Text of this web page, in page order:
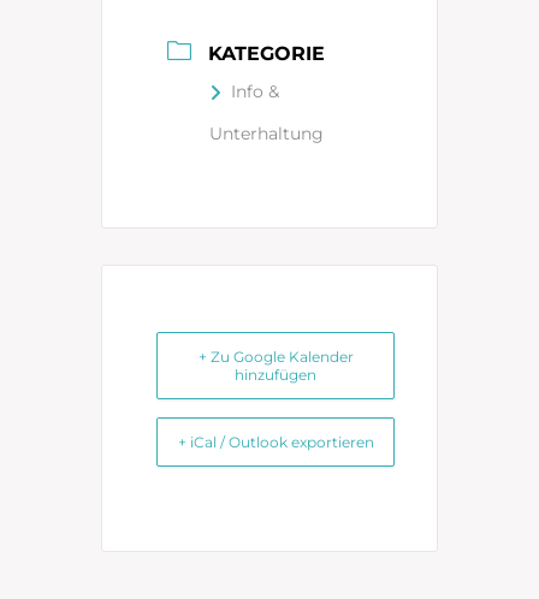
KATEGORIE
Info &
Unterhaltung
+ Zu Google Kalender
hinzufügen
+ iCal / Outlook exportieren